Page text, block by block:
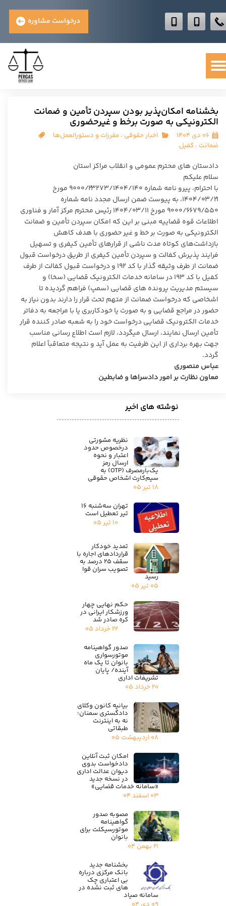
درخواست مشاوره
بخشنامه امکان‌پذیر بودن سپردن تأمین و ضمانت
الکترونیکی به صورت برخط و غیرحضوری
۰۶ دی ۱۴۰۴ اخبار حقوقی ، مقررات و دستورالعمل‌ها
ضمانت ، کفیل
دادستان های محترم عمومی و انقلاب مراکز استان
سلام علیکم
با احترام، پیرو نامه شماره ۹۰۰۰/۲۳۲۷۳/۱۴۰۴/۱۴۰ مورخ
۱۴۰۴/۰۳/۲۱، به پیوست ضمن ارسال مجدد نامه شماره
۹۰۰۰/۶۶۷۹/۵۵۰ مورخ ۱۴۰۴/۰۳/۱۱ رئیس محترم مرکز آمار و فناوری
اطلاعات قوه قضاییه مبنی بر این که امکان سپردن تأمین و ضمانت
الکترونیکی به صورت بر خط و غیر حضوری با هدف کاهش
بازداشت‌های کوتاه مدت ناشی از قرارهای تأمین کیفری و تسهیل
فرایند پذیرش کفالت و سپردن تأمین کیفری از طریق درخواست قبول
ضمانت از طرف وثیقه گذار با کد ۱۹۲ و درخواست قبول کفالت از طرف
کفیل با کد ۱۹۳ در سامانه خدمات الکترونیک قضایی (سخا) و
سیستم مدیریت پرونده های قضایی (سمپ) فراهم گردیده تا
اشخاصی که درخواست ضمانت از متهم تحت قرار را دارند بدون نیاز به
حضور در مراجع قضایی و به صورت یا خودکاربری یا با مراجعه به دفاتر
خدمات الکترونیک قضایی درخواست خود را به شعبه صادر کننده قرار
تأمین ارسال نمایند، ارسال میگردد، لازم است اطلاع رسانی مناسب
جهت بهره برداری از این ظرفیت به عمل آید و نتیجه متعاقباً اعلام
گردد.
عباس منصوری
معاون نظارت بر امور دادسراها و ضابطین
نوشته های اخیر
نظریه مشورتی
درخصوص حدود
اعتبار و نحوه
ارسال رمز
یک‌بارمصرف (OTP) به
سیم‌کارت اشخاص حقوقی
۱۸ تیر ۰۵
تهران سه‌شنبه ۱۶
تیر تعطیل است
۱۰ تیر ۰۵
تمدید خودکار
قراردادهای اجاره با
سقف ۲۵ درصد به
تصویب سران قوا
رسید
۰۵ تیر ۰۵
حکم نهایی چهار
ورزشکار ایرانی در
کره صادر شد
۲۲ خرداد ۰۵
صدور گواهینامه
موتورسواری
بانوان تا یک ماه
آینده/ پایان
تشریفات اداری
۲۰ خرداد ۰۵
بیانیه کانون وکلای
دادگستری سمنان؛
نه به اینترنت
طبقاتی
۰۸ اردیبهشت ۰۵
امکان ثبت آنلاین
دادخواست بدوی
دیوان عدالت اداری
در نسخه جدید
«سامانه خدمات قضایی»
۰۳ اسفند ۰۴
مصوبه صدور
گواهینامه
موتورسیکلت برای
بانوان
۲۱ بهمن ۰۴
بخشنامه جدید
بانک مرکزی درباره
بی اعتباری چک
های ثبت نشده در
سامانه صیاد